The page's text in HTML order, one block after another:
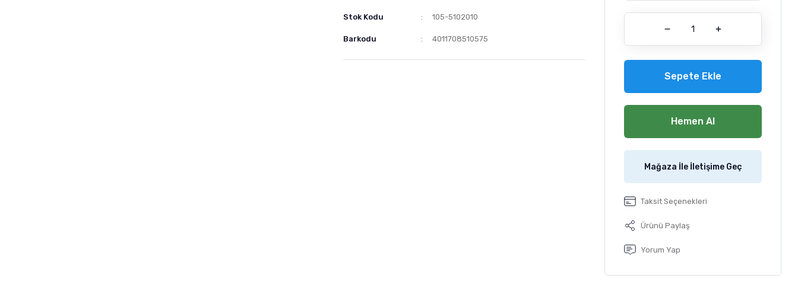
Stok Kodu 105-5102010
Barkodu 4011708510575
Sepete Ekle
Hemen Al
Mağaza İle İletişime Geç
Taksit Seçenekleri
Ürünü Paylaş
Yorum Yap